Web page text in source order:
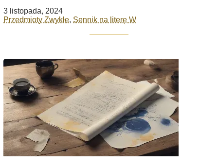
3 listopada, 2024
Przedmioty Zwykłe, Sennik na literę W